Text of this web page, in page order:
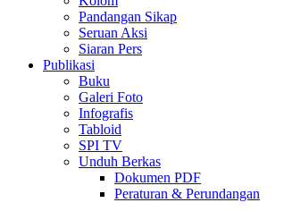
Pandangan Sikap
Seruan Aksi
Siaran Pers
Publikasi
Buku
Galeri Foto
Infografis
Tabloid
SPI TV
Unduh Berkas
Dokumen PDF
Peraturan & Perundangan